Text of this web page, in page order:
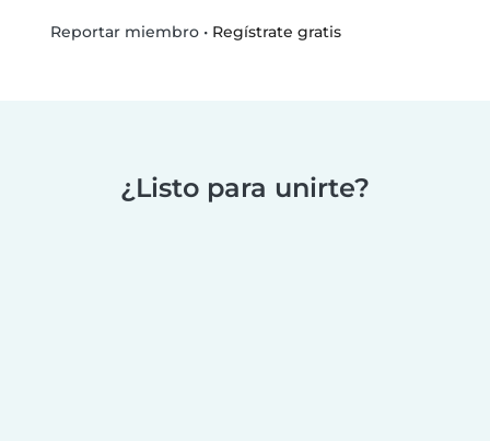
Reportar miembro• Regístrate gratis
¿Listo para unirte?